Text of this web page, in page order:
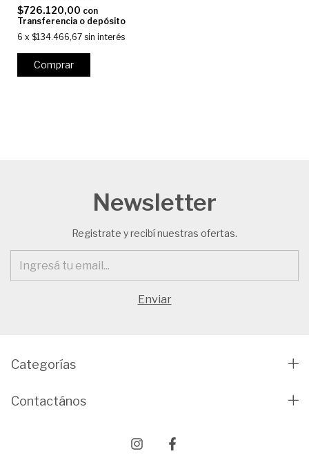
$726.120,00 con
Transferencia o depósito
6 x $134.466,67 sin interés
Comprar
Newsletter
Registrate y recibí nuestras ofertas.
Categorías
Contactános